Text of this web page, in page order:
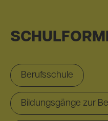
Berufsschule
Bildungsgänge zur